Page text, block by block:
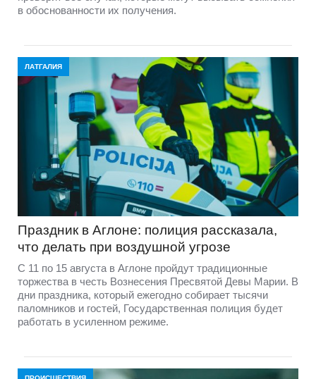
в обоснованности их получения.
ЛАТГАЛИЯ
Праздник в Аглоне: полиция рассказала,
что делать при воздушной угрозе
С 11 по 15 августа в Аглоне пройдут традиционные
торжества в честь Вознесения Пресвятой Девы Марии. В
дни праздника, который ежегодно собирает тысячи
паломников и гостей, Государственная полиция будет
работать в усиленном режиме.